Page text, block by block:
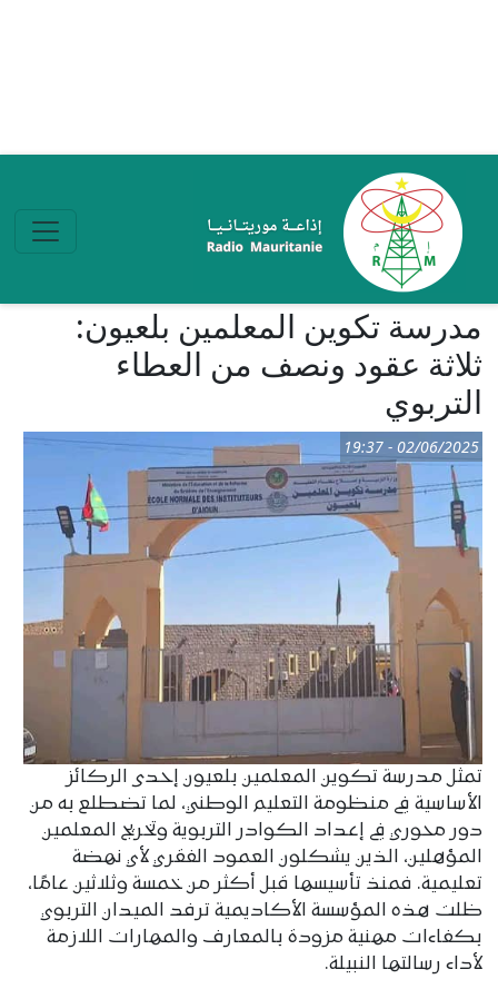
مدرسة تكوين المعلمين بلعيون:
ثلاثة عقود ونصف من العطاء
التربوي
02/06/2025 - 19:37
تمثل مدرسة تكوين المعلمين بلعيون إحدى الركائز
الأساسية في منظومة التعليم الوطني، لما تضطلع به من
دور محوري في إعداد الكوادر التربوية وتخريج المعلمين
المؤهلين، الذين يشكلون العمود الفقري لأي نهضة
تعليمية. فمنذ تأسيسها قبل أكثر من خمسة وثلاثين عامًا،
ظلت هذه المؤسسة الأكاديمية ترفد الميدان التربوي
بكفاءات مهنية مزودة بالمعارف والمهارات اللازمة
لأداء رسالتها النبيلة.